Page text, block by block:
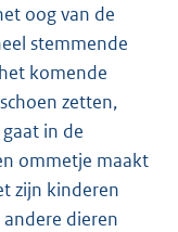
oog van de
stemmende
komende
zetten,
in de
ommetje maakt
zijn kinderen
dieren